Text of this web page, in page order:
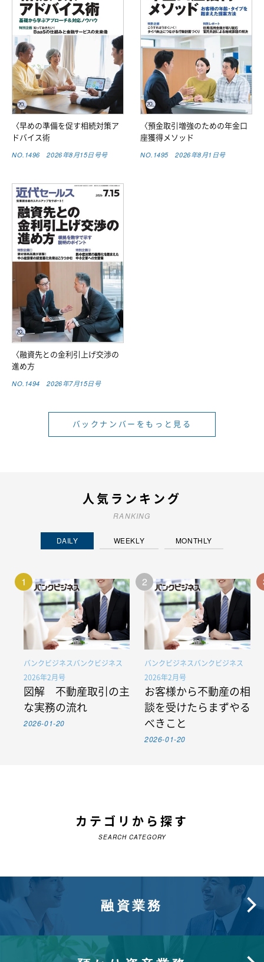
〈早めの準備を促す相続対策ア
ドバイス術
NO.1496 2026年8月15日号号
〈預金取引増強のための年金口
座獲得メソッド
NO.1495 2026年8月1日号
〈融資先との金利引上げ交渉の
進め方
NO.1494 2026年7月15日号
バックナンバーをもっと見る
人気ランキング
RANKING
DAILY WEEKLY MONTHLY
1
バンクビジネスバンクビジネス
2026年2月号
図解 不動産取引の主
な実務の流れ
2026-01-20
2
バンクビジネスバンクビジネス
2026年2月号
お客様から不動産の相
談を受けたらまずやる
べきこと
2026-01-20
カテゴリから探す
SEARCH CATEGORY
融資業務